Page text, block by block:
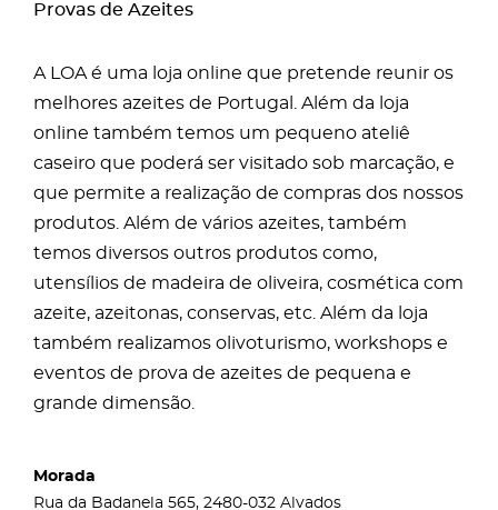
Provas de Azeites
A LOA é uma loja online que pretende reunir os
melhores azeites de Portugal. Além da loja
online também temos um pequeno ateliê
caseiro que poderá ser visitado sob marcação, e
que permite a realização de compras dos nossos
produtos. Além de vários azeites, também
temos diversos outros produtos como,
utensílios de madeira de oliveira, cosmética com
azeite, azeitonas, conservas, etc. Além da loja
também realizamos olivoturismo, workshops e
eventos de prova de azeites de pequena e
grande dimensão.
Morada
Rua da Badanela 565, 2480-032 Alvados